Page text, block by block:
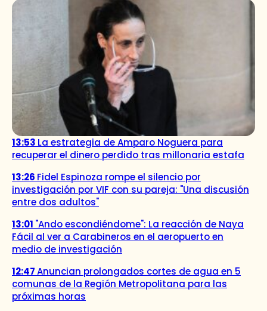
13:53 La estrategia de Amparo Noguera para
recuperar el dinero perdido tras millonaria estafa
13:26 Fidel Espinoza rompe el silencio por
investigación por VIF con su pareja: "Una discusión
entre dos adultos"
13:01 "Ando escondiéndome": La reacción de Naya
Fácil al ver a Carabineros en el aeropuerto en
medio de investigación
12:47Anuncian prolongados cortes de agua en 5
comunas de la Región Metropolitana para las
próximas horas